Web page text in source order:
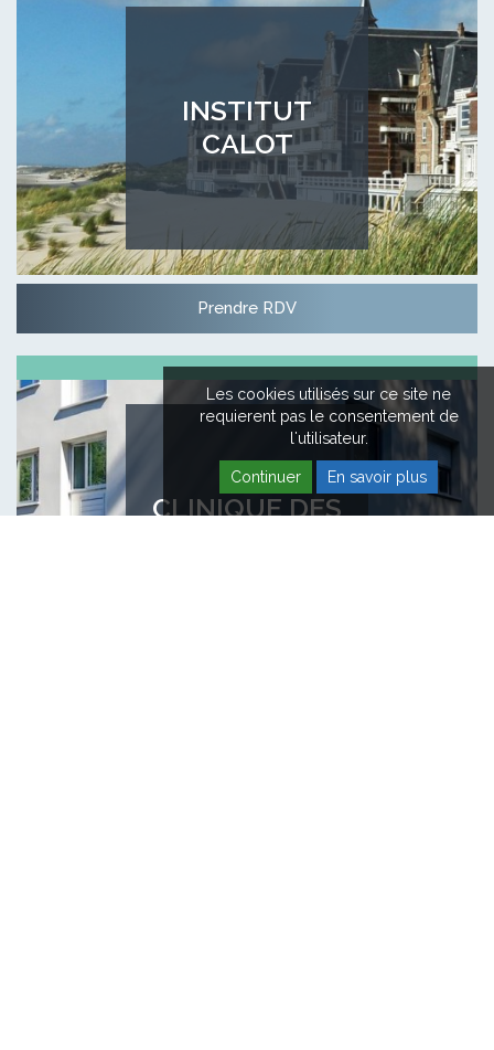
INSTITUT
CALOT
Prendre RDV
CLINIQUE DES
Les cookies utilisés sur ce site ne
requierent pas le consentement de
l'utilisateur.
Continuer En savoir plus